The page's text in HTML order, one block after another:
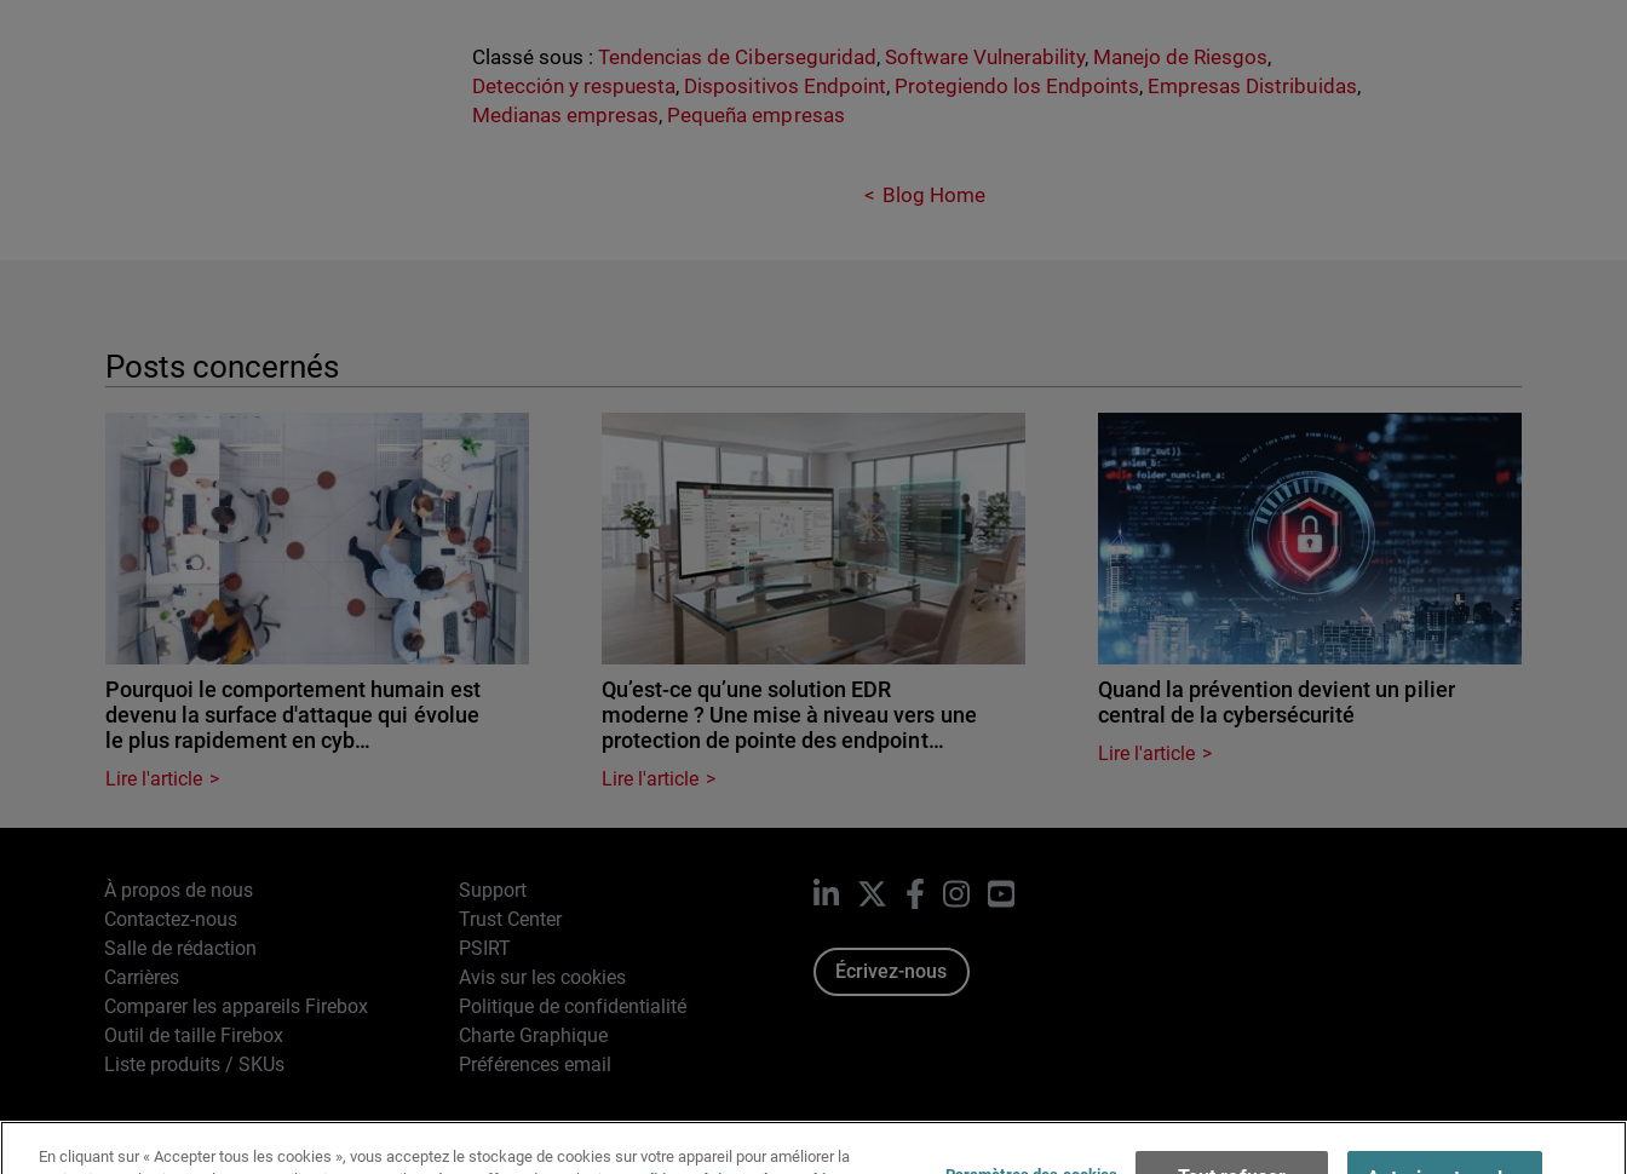
Classé sous : Tendencias de Ciberseguridad , Software Vulnerability, Manejo de Riesgos,
Detección y respuesta, Dispositivos Endpoint, Protegiendo los Endpoints, Empresas Distribuidas,
Medianas empresas, Pequeña empresas
Blog Home
Posts concernés
Pourquoi le comportement humain est
devenu la surface d'attaque qui évolue
le plus rapidement en cyb…
Lire l'article
Qu’est-ce qu’une solution EDR
moderne ? Une mise à niveau vers une
protection de pointe des endpoint…
Lire l'article
Quand la prévention devient un pilier
central de la cybersécurité
Lire l'article
À propos de nous
Contactez-nous
Salle de rédaction
Carrières
Comparer les appareils Firebox
Outil de taille Firebox
Liste produits / SKUs
Support
Trust Center
PSIRT
Avis sur les cookies
Politique de confidentialité
Charte Graphique
Préférences email
LinkedIn Facebook
InstagramYouTube
Écrivez-nous
Français
En cliquant sur « Accepter tous les cookies », vous acceptez le stockage de cookies sur votre appareil pour améliorer la